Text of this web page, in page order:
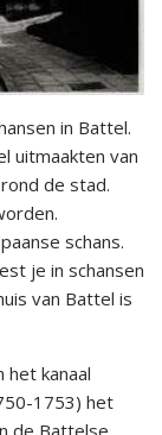
in Battel.
uitmaakten van
de stad.
schans.
je in schansen
van Battel is
het kanaal
1753) het
de Battelse